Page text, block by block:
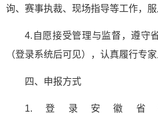
询、赛事执裁、现场指导等工作，服
4.自愿接受管理与监督，遵守
（登录系统后可见），认真履行专家
四、申报方式
1.登录安徽省